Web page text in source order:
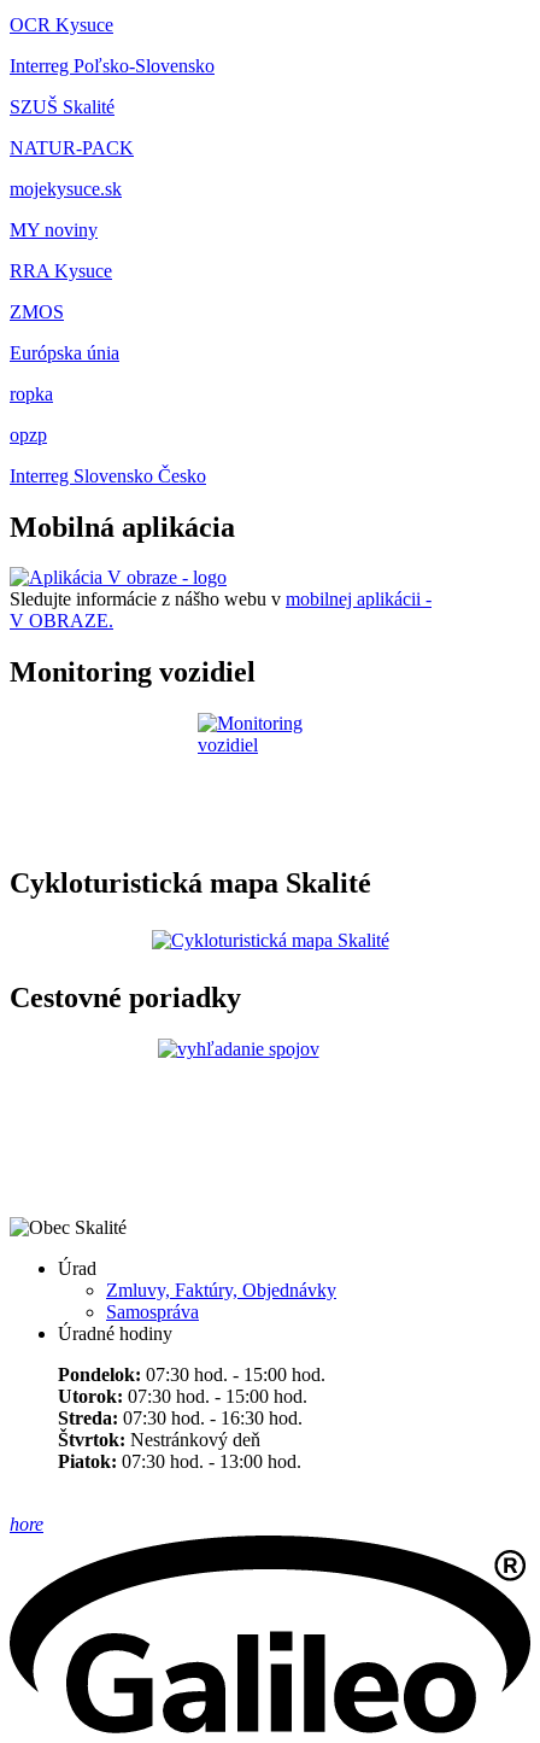
OCR Kysuce
Interreg Poľsko-Slovensko
SZUŠ Skalité
NATUR-PACK
mojekysuce.sk
MY noviny
RRA Kysuce
ZMOS
Európska únia
ropka
opzp
Interreg Slovensko Česko
Mobilná aplikácia
Sledujte informácie z nášho webu v mobilnej aplikácii -
V OBRAZE.
Monitoring vozidiel
Cykloturistická mapa Skalité
Cestovné poriadky
Úrad
Zmluvy, Faktúry, Objednávky
Samospráva
Úradné hodiny
Pondelok: 07:30 hod. - 15:00 hod.
Utorok: 07:30 hod. - 15:00 hod.
Streda: 07:30 hod. - 16:30 hod.
Štvrtok: Nestránkový deň
Piatok: 07:30 hod. - 13:00 hod.
hore